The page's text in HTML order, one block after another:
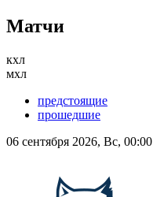
Матчи
кхл
мхл
предстоящие
прошедшие
06 сентября 2026, Вс, 00:00